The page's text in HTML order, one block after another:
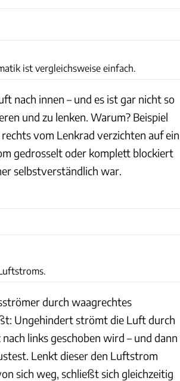
ist vergleichsweise einfach.
nach innen – und es ist gar nicht so
und zu lenken. Warum? Beispiel
vom Lenkrad verzichten auf ein
gedrosselt oder komplett blockiert
selbstverständlich war.
durch waagrechtes
Ungehindert strömt die Luft durch
links geschoben wird – und dann
Lenkt dieser den Luftstrom
sich weg, schließt sich gleichzeitig